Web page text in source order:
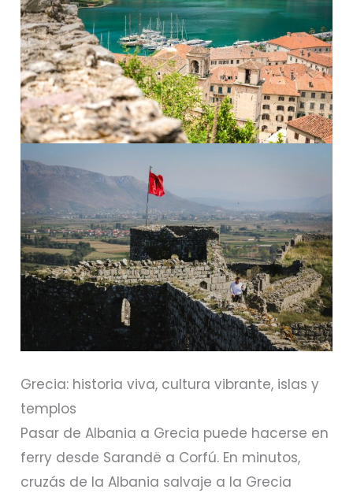
Grecia: historia viva, cultura vibrante, islas y
templos
Pasar de Albania a Grecia puede hacerse en
ferry desde Sarandë a Corfú. En minutos,
cruzás de la Albania salvaje a la Grecia